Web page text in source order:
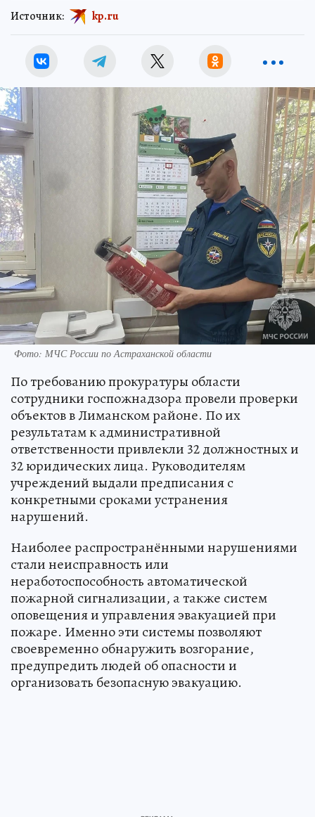
Источник: kp.ru
Фото: МЧС России по Астраханской области
По требованию прокуратуры области
сотрудники госпожнадзора провели проверки
объектов в Лиманском районе. По их
результатам к административной
ответственности привлекли 32 должностных и
32 юридических лица. Руководителям
учреждений выдали предписания с
конкретными сроками устранения
нарушений.
Наиболее распространёнными нарушениями
стали неисправность или
неработоспособность автоматической
пожарной сигнализации, а также систем
оповещения и управления эвакуацией при
пожаре. Именно эти системы позволяют
своевременно обнаружить возгорание,
предупредить людей об опасности и
организовать безопасную эвакуацию.